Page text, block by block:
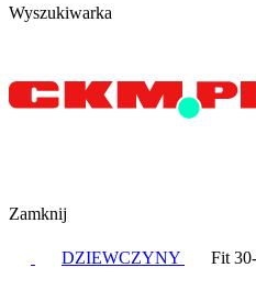
Wyszukiwarka
Zamknij
DZIEWCZYNY Fit